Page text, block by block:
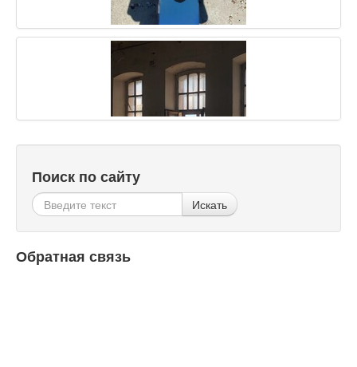
Поиск по сайту
Искать
Обратная связь